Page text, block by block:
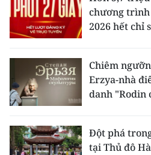
chương trình
2026 hết chỉ
Chiêm
Erzya-nhà
danh "Rodin
Đột phá
tại Thủ đô